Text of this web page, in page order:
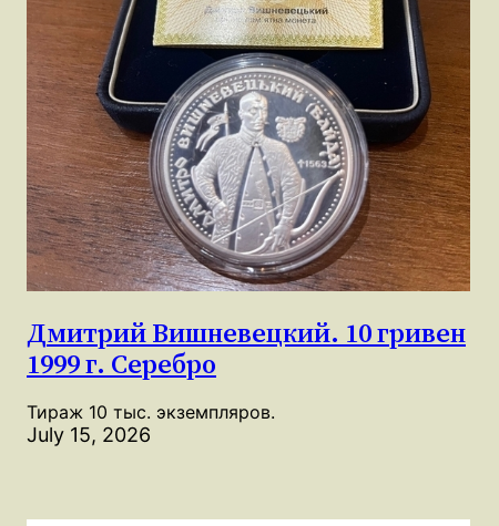
Дмитрий Вишневецкий. 10 гривен
1999 г. Серебро
Тираж 10 тыс. экземпляров.
July 15, 2026